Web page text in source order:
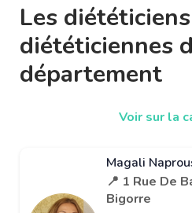
Les
diététiciennes
département
Voir sur la
Magali
📍 1 Rue De
Bigorre